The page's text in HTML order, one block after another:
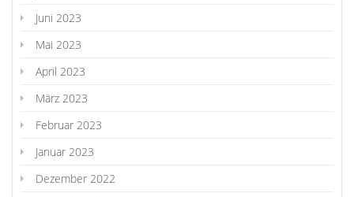
Juni 2023
Mai 2023
April 2023
März 2023
Februar 2023
Januar 2023
Dezember 2022